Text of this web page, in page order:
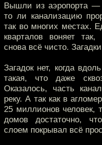
Вышли из аэропорта —
то ли канализацию
так во многих местах.
кварталов воняет
снова всё чисто.
Загадок нет, когда
такая, что даже
Оказалось, часть
реку. А так как в
25 миллионов человек,
домов достаточно,
слоем покрывал всё